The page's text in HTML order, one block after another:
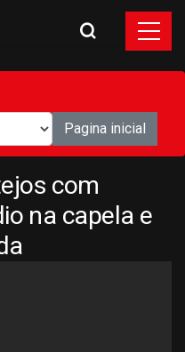
Pagina inicial
com
na capela e